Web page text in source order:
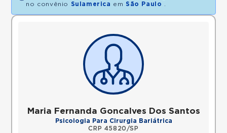
no convênio
Sulamerica em São Paulo
Maria Fernanda Goncalves Dos Santos
Psicologia Para Cirurgia Bariátrica
CRP 45820/SP